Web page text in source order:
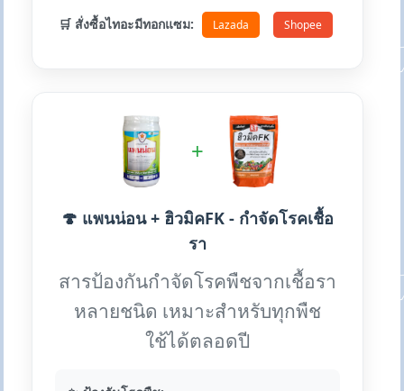
🛒 สั่งซื้อไทอะมีทอกแซม: Lazada Shopee
+
🍄 แพนน่อน + ฮิวมิคFK - กำจัดโรคเชื้อ
รา
สารป้องกันกำจัดโรคพืชจากเชื้อรา
หลายชนิด เหมาะสำหรับทุกพืช
ใช้ได้ตลอดปี